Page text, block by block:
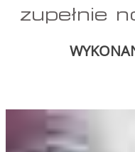
zupełnie